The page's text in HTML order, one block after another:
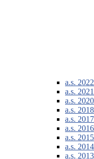
a.s.
a.s.
a.s.
a.s.
a.s.
a.s.
a.s.
a.s.
a.s.